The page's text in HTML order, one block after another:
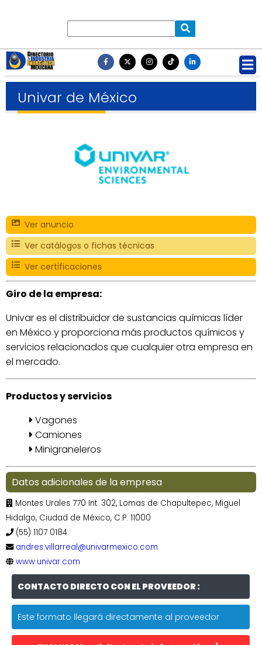
Univar de México
Ver anuncio
Ver catálogos o fichas técnicas
Ver certificaciones
Giro de la empresa:
Univar es el distribuidor de sustancias químicas líder
en México y proporciona más productos químicos y
servicios relacionados que cualquier otra empresa en
el mercado.
Productos y servicios
Vagones
Camiones
Minigraneleros
Datos adicionales de la empresa
Montes Urales 770 Int. 302, Lomas de Chapultepec, Miguel
Hidalgo, Ciudad de México, C.P. 11000
(55) 1107 0184
andres.villarreal@univarmexico.com
www.univar.com
CONTACTO DIRECTO CON EL PROVEEDOR :
Este formato llegará directamente al proveedor